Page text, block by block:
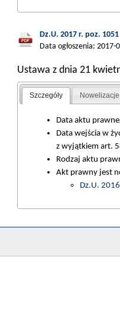
Dz.U. 2017 r. poz. 1051
Data ogłoszenia: 2017-
Ustawa z dnia 21
Szczegóły Nowelizacje
Data aktu
Data wejścia w
z wyjątkiem art.
Rodzaj aktu
Akt prawny jest
Dz.U.